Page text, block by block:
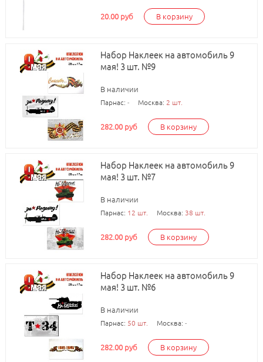
20.00 руб В корзину
Набор Наклеек на автомобиль 9
мая! 3 шт. №9
В наличии
Парнас: - Москва: 2 шт.
282.00 руб В корзину
Набор Наклеек на автомобиль 9
мая! 3 шт. №7
В наличии
Парнас: 12 шт. Москва: 38 шт.
282.00 руб В корзину
Набор Наклеек на автомобиль 9
мая! 3 шт. №6
В наличии
Парнас: 50 шт. Москва: -
282.00 руб В корзину